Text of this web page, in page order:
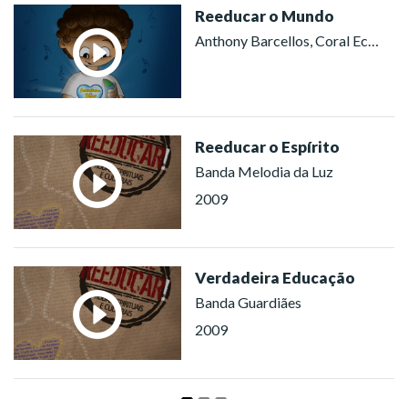
Reeducar o Mundo
Anthony Barcellos, Coral Ecumênico Infantojuvenil Boa Vontade (São Paulo)
Reeducar o Espírito
Banda Melodia da Luz
2009
Verdadeira Educação
Banda Guardiães
2009